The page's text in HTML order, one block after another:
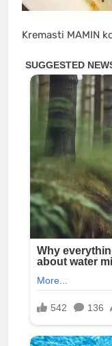
Kremasti MAMIN